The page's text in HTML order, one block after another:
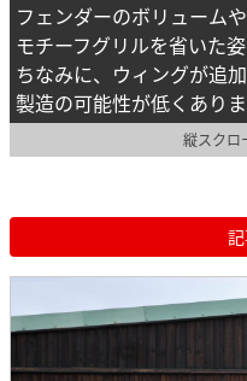
フェンダーのボリューム
モチーフグリルを省いた
ちなみに、ウィングが追
製造の可能性が低くありま
縦スクロ